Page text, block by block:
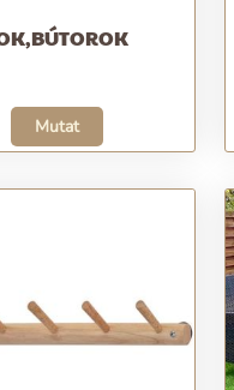
Mutat